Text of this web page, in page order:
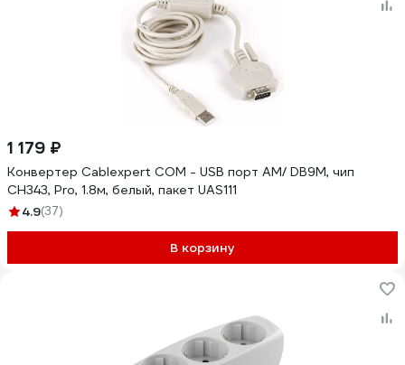
1 179 ₽
Конвертер Cablexpert COM - USB порт AM/ DB9M, чип
CH343, Pro, 1.8м, белый, пакет UAS111
4.9(37)
В корзину